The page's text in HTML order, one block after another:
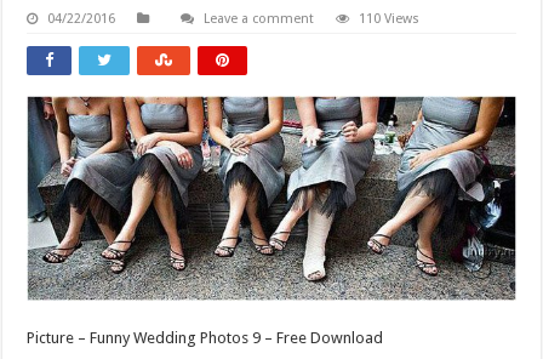
04/22/2016 Leave a comment 110 Views
Picture – Funny Wedding Photos 9 – Free Download